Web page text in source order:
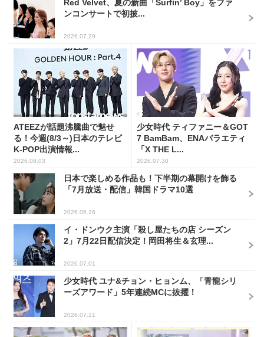
Red Velvet、夏の新曲「Surfin’ Boy」をファ
ンコンサートで初披...
2026.07.29
ATEEZが話題沸騰曲で魅せ
る！今週(8/3～)日本のテレビ
K-POP出演情報...
2026.08.03
少女時代 ティファニー＆GOT
7 BamBam、ENAバラエティ
「X THE L...
2026.07.30
日本で楽しめる作品も！下半期の幕開けを飾る
「7月放送・配信」韓国ドラマ10選
2026.06.26
イ・ドンウク主演「殺し屋たちの店 シーズン
2」7月22日配信決定！岡田将生＆玄理...
2026.07.01
少女時代 ユナ&チョン・ヒョンム、「青龍シリ
ーズアワード」5年連続MCに抜擢！
2026.07.21